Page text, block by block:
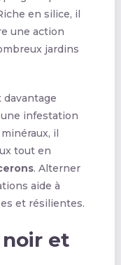
en silice, il
une action
jardins
davantage
infestation
il
tout en
. Alterner
aide à
et résilientes.
et